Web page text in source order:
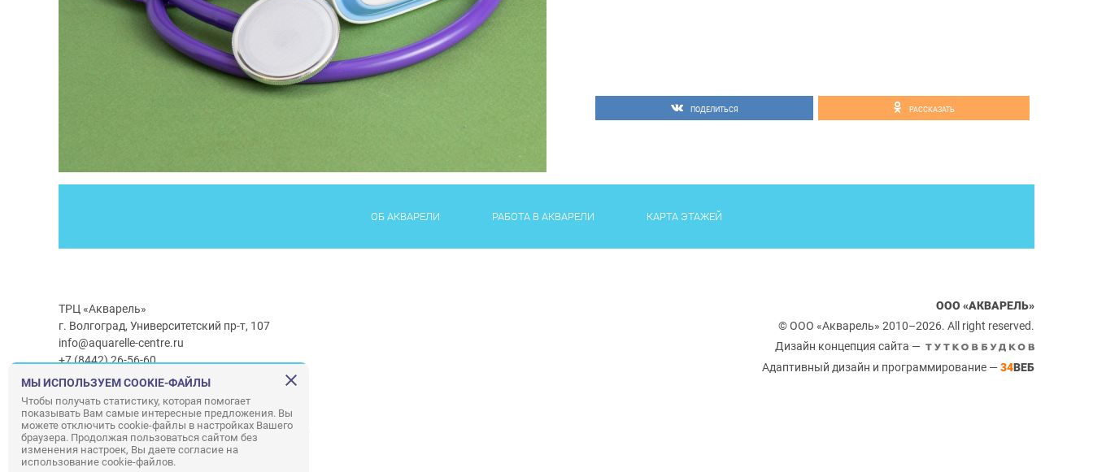
ПОДЕЛИТЬСЯ РАССКАЗАТЬ
ОБ АКВАРЕЛИ РАБОТА В АКВАРЕЛИ КАРТА ЭТАЖЕЙ
ТРЦ «Акварель»
г. Волгоград, Университетский пр-т, 107
info@aquarelle-centre.ru
+7 (8442) 26-56-60
Часы работы ТРЦ: с 10:00 до 22:00
Часы работы г/м Ашан:с 08:00 до 23:00
Часы работыг/мЛемана ПРО:с 08:00 до 22:00
Правила посещения ТРЦ «Акварель»
ООО «АКВАРЕЛЬ»
© ООО «Акварель» 2010–2026. All right reserved.
Дизайн концепция сайта —
Адаптивный дизайн и программирование — 34ВЕБ
МЫ ИСПОЛЬЗУЕМ COOKIE-ФАЙЛЫ
Чтобы получать статистику, которая помогает
показывать Вам самые интересные предложения. Вы
можете отключить cookie-файлы в настройках Вашего
браузера. Продолжая пользоваться сайтом без
изменения настроек, Вы даете согласие на
использование cookie-файлов.